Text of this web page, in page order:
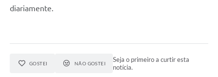
diariamente.
GOSTEI NÃO GOSTEI
Seja o primeiro a curtir esta
notícia.